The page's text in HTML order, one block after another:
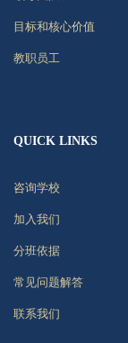
目标和核心价值
教职员工
QUICK LINKS
咨询学校
加入我们
分班依据
常见问题解答
联系我们